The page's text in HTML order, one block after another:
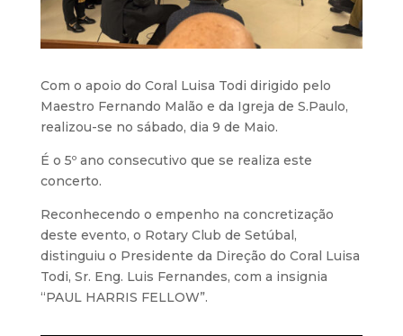
Com o apoio do Coral Luisa Todi dirigido pelo
Maestro Fernando Malão e da Igreja de S.Paulo,
realizou-se no sábado, dia 9 de Maio.
É o 5º ano consecutivo que se realiza este
concerto.
Reconhecendo o empenho na concretização
deste evento, o Rotary Club de Setúbal,
distinguiu o Presidente da Direção do Coral Luisa
Todi, Sr. Eng. Luis Fernandes, com a insignia
“PAUL HARRIS FELLOW”.